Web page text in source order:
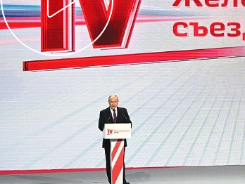
Совещание по развитию Восточного
20 декабря 2023 года, 22:40 Москва, Кремль
Заседание Совета законодателей
20 декабря 2023 года, 15:05 Москва